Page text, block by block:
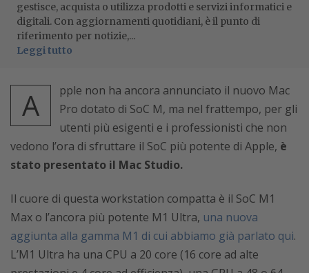
gestisce, acquista o utilizza prodotti e servizi informatici e
digitali. Con aggiornamenti quotidiani, è il punto di
riferimento per notizie,...
Leggi tutto
A
pple non ha ancora annunciato il nuovo Mac
Pro dotato di SoC M, ma nel frattempo, per gli
utenti più esigenti e i professionisti che non
vedono l’ora di sfruttare il SoC più potente di Apple, è
stato presentato il Mac Studio.
Il cuore di questa workstation compatta è il SoC M1
Max o l’ancora più potente M1 Ultra, una nuova
aggiunta alla gamma M1 di cui abbiamo già parlato qui.
L’M1 Ultra ha una CPU a 20 core (16 core ad alte